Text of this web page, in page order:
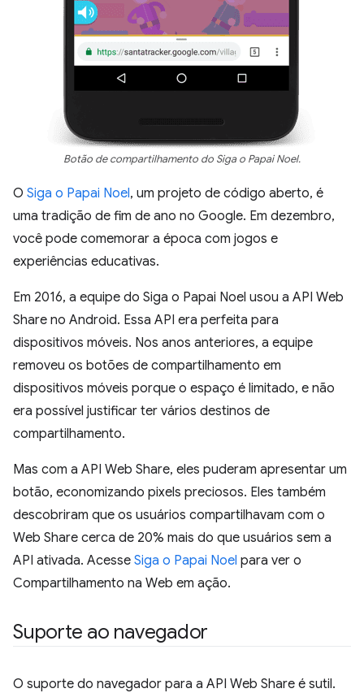
Botão de compartilhamento do Siga o Papai Noel.
O Siga o Papai Noel, um projeto de código aberto, é
uma tradição de fim de ano no Google. Em dezembro,
você pode comemorar a época com jogos e
experiências educativas.
Em 2016, a equipe do Siga o Papai Noel usou a API Web
Share no Android. Essa API era perfeita para
dispositivos móveis. Nos anos anteriores, a equipe
removeu os botões de compartilhamento em
dispositivos móveis porque o espaço é limitado, e não
era possível justificar ter vários destinos de
compartilhamento.
Mas com a API Web Share, eles puderam apresentar um
botão, economizando pixels preciosos. Eles também
descobriram que os usuários compartilhavam com o
Web Share cerca de 20% mais do que usuários sem a
API ativada. Acesse Siga o Papai Noel para ver o
Compartilhamento na Web em ação.
Suporte ao navegador
O suporte do navegador para a API Web Share é sutil.